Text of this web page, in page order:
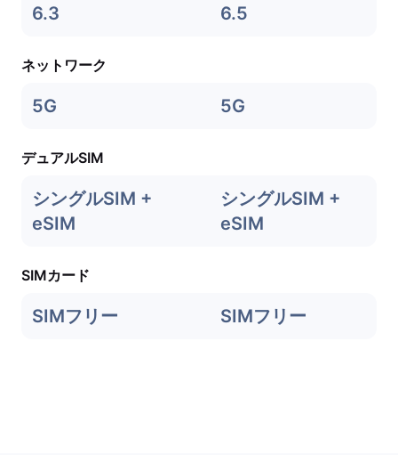
6.3 6.5
ネットワーク
5G 5G
デュアルSIM
シングルSIM +
eSIM
シングルSIM +
eSIM
SIMカード
SIMフリー SIMフリー